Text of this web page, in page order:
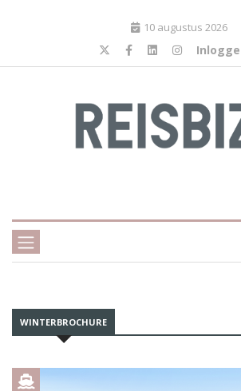
10 augustus 2026
WINTERBROCHURE